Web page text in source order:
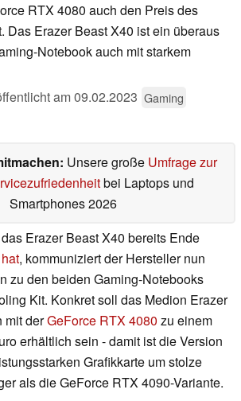
RTX 4080 auch den Preis des
Das Erazer Beast X40 ist ein überaus
Notebook auch mit starkem
am09.02.2023 Gaming
Unsere große Umfrage zur
bei Laptops und
Smartphones 2026
Erazer Beast X40 bereits Ende
, kommuniziert der Hersteller nun
zu den beiden Gaming-Notebooks
Kit. Konkret soll das Medion Erazer
mit derGeForce RTX 4080 zu einem
erhältlich sein - damit ist die Version
Grafikkarte um stolze
als die GeForce RTX 4090-Variante.